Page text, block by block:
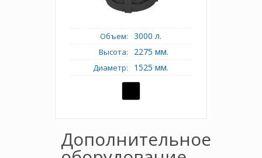
Объем: 3000 л.
Высота: 2275 мм.
Диаметр: 1525 мм.
Дополнительное